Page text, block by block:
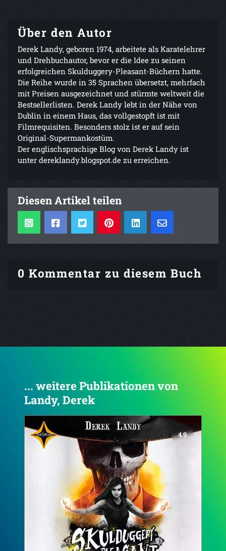
Über den Autor
Derek Landy, geboren 1974, arbeitete als Karatelehrer
und Drehbuchautor, bevor er die Idee zu seinen
erfolgreichen Skulduggery-Pleasant-Büchern hatte.
Die Reihe wurde in 35 Sprachen übersetzt, mehrfach
mit Preisen ausgezeichnet und stürmte weltweit die
Bestsellerlisten. Derek Landy lebt in der Nähe von
Dublin in einem Haus, das vollgestopft ist mit
Filmrequisiten. Besonders stolz ist er auf sein
Original-Supermankostüm.
Der englischsprachige Blog von Derek Landy ist
unter dereklandy.blogspot.de zu erreichen.
Diesen Artikel teilen
0 Kommentar zu diesem Buch
... weitere Publikationen von
Landy, Derek
4.8